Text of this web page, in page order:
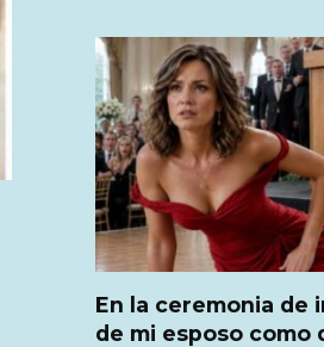
En la ceremonia de
de mi esposo como